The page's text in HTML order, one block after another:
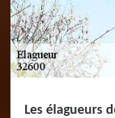
Les élagueurs